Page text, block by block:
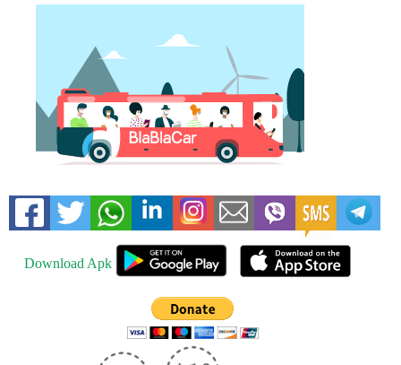
Download Apk